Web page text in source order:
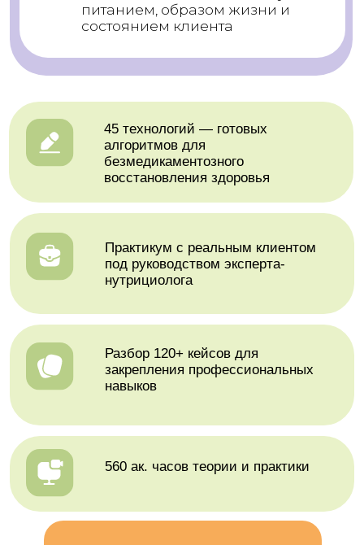
+7
соглашаюсь на обработку персональных
конфиденциальностью, а также соглашаюсь
спользовательским соглашением
программного обеспечения
Соглашаюсь на получениерекламной
рассылки
бесплатно